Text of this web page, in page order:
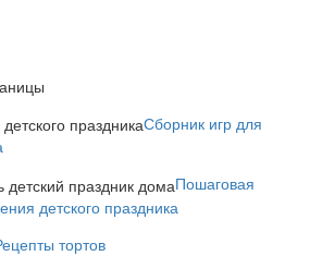
Сборник игр для
Пошаговая
детского праздника
тортов